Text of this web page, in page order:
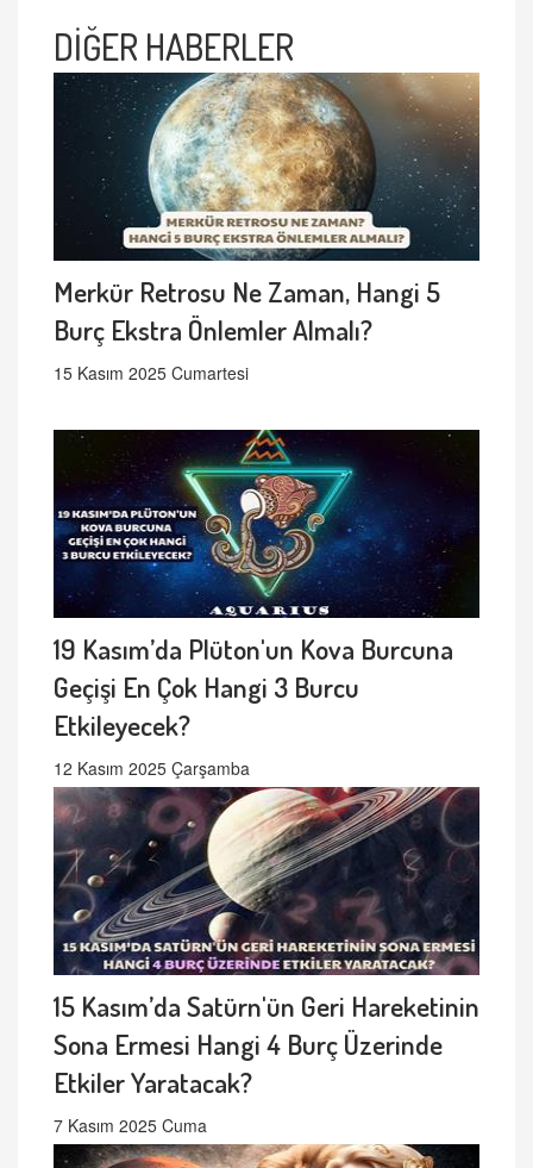
DİĞER HABERLER
Merkür Retrosu Ne Zaman, Hangi 5
Burç Ekstra Önlemler Almalı?
15 Kasım 2025 Cumartesi
19 Kasım’da Plüton'un Kova Burcuna
Geçişi En Çok Hangi 3 Burcu
Etkileyecek?
12 Kasım 2025 Çarşamba
15 Kasım’da Satürn'ün Geri Hareketinin
Sona Ermesi Hangi 4 Burç Üzerinde
Etkiler Yaratacak?
7 Kasım 2025 Cuma